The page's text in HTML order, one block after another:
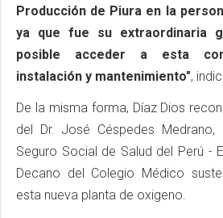
Producción de Piura en la
ya que fue su extraordinaria
posible acceder a esta
instalación y mantenimiento",
De la misma forma, Díaz Dios
del Dr. José Céspedes Medrano,
Seguro Social de Salud del Perú -
Decano del Colegio Médico
esta nueva planta de oxigeno.